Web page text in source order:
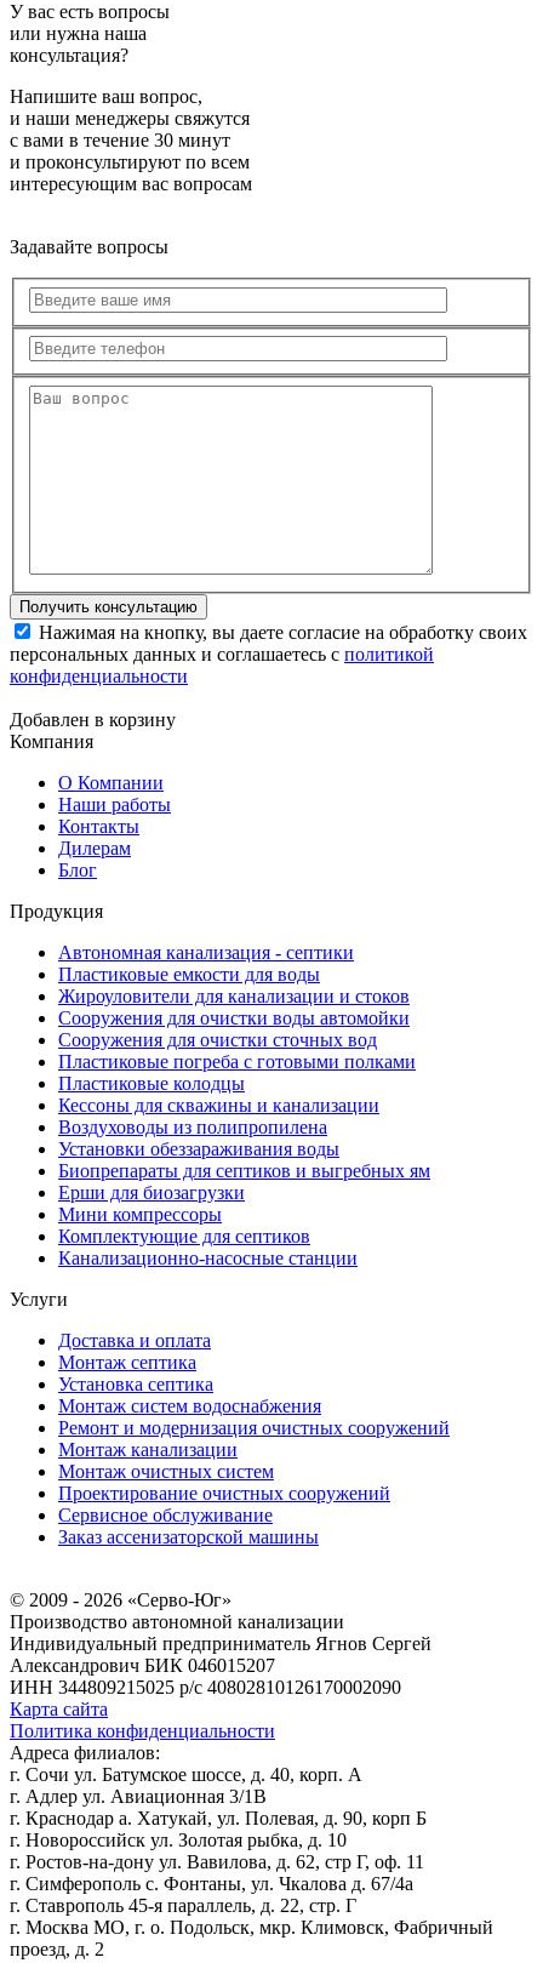
У вас есть вопросы
или нужна наша
консультация?
Напишите ваш вопрос,
и наши менеджеры свяжутся
с вами в течение 30 минут
и проконсультируют по всем
интересующим вас вопросам
Задавайте вопросы
Нажимая на кнопку, вы даете согласие на обработку своих
персональных данных и соглашаетесь с политикой
конфиденциальности
Добавлен в корзину
Компания
О Компании
Наши работы
Контакты
Дилерам
Блог
Продукция
Автономная канализация - септики
Пластиковые емкости для воды
Жироуловители для канализации и стоков
Сооружения для очистки воды автомойки
Сооружения для очистки сточных вод
Пластиковые погреба с готовыми полками
Пластиковые колодцы
Кессоны для скважины и канализации
Воздуховоды из полипропилена
Установки обеззараживания воды
Биопрепараты для септиков и выгребных ям
Ерши для биозагрузки
Мини компрессоры
Комплектующие для септиков
Канализационно-насосные станции
Услуги
Доставка и оплата
Монтаж септика
Установка септика
Монтаж систем водоснабжения
Ремонт и модернизация очистных сооружений
Монтаж канализации
Монтаж очистных систем
Проектирование очистных сооружений
Сервисное обслуживание
Заказ ассенизаторской машины
© 2009 - 2026 «Серво-Юг»
Производство автономной канализации
Индивидуальный предприниматель Ягнов Сергей
Александрович БИК 046015207
ИНН 344809215025 р/с 40802810126170002090
Карта сайта
Политика конфиденциальности
Адреса филиалов:
г. Сочи ул. Батумское шоссе, д. 40, корп. А
г. Адлер ул. Авиационная 3/1В
г. Краснодар а. Хатукай, ул. Полевая, д. 90, корп Б
г. Новороссийск ул. Золотая рыбка, д. 10
г. Ростов-на-дону ул. Вавилова, д. 62, стр Г, оф. 11
г. Симферополь с. Фонтаны, ул. Чкалова д. 67/4а
г. Ставрополь 45-я параллель, д. 22, стр. Г
г. Москва МО, г. о. Подольск, мкр. Климовск, Фабричный
проезд, д. 2